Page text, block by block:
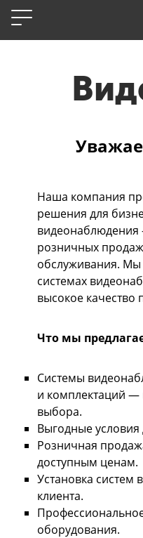
Наша компания
решения для
видеонаблюдения
розничных
обслуживания. Мы
системах
высокое качество
Что мы
Системы
и комплектаций —
выбора.
Выгодные условия
Розничная
доступным ценам.
Установка систем
клиента.
оборудования.